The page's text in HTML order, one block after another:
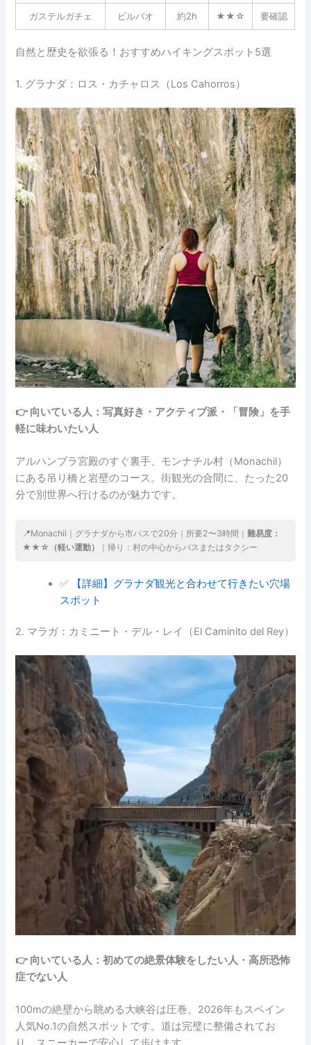
ガステルガチェ ビルバオ 約2h ★★☆ 要確認
自然と歴史を欲張る！おすすめハイキングスポット5選
1. グラナダ：ロス・カチャロス（Los Cahorros）
👉 向いている人：写真好き・アクティブ派・「冒険」を手
軽に味わいたい人
アルハンブラ宮殿のすぐ裏手、モンナチル村（Monachil）
にある吊り橋と岩壁のコース。街観光の合間に、たった20
分で別世界へ行けるのが魅力です。
📍Monachil｜グラナダから市バスで20分｜所要2〜3時間｜難易度：
★★☆（軽い運動）
｜帰り：村の中心からバスまたはタクシー
✅
【詳細】グラナダ観光と合わせて行きたい穴場
スポット
2. マラガ：カミニート・デル・レイ（El Caminito del Rey）
👉 向いている人：初めての絶景体験をしたい人・高所恐怖
症でない人
100mの絶壁から眺める大峡谷は圧巻。2026年もスペイン
人気No.1の自然スポットです。道は完璧に整備されてお